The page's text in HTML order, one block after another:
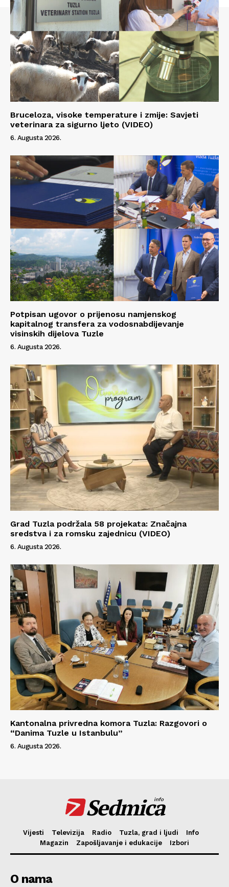
Info
O nama
Kontakt
Bruceloza, visoke temperature i zmije: Savjeti
veterinara za sigurno ljeto (VIDEO)
6. Augusta 2026.
Potpisan ugovor o prijenosu namjenskog
kapitalnog transfera za vodosnabdijevanje
visinskih dijelova Tuzle
6. Augusta 2026.
Grad Tuzla podržala 58 projekata: Značajna
sredstva i za romsku zajednicu (VIDEO)
6. Augusta 2026.
Kantonalna privredna komora Tuzla: Razgovori o
“Danima Tuzle u Istanbulu”
6. Augusta 2026.
Sedmica
info
Vijesti Televizija Radio Tuzla, grad i ljudi
Info
Magazin
Zapošljavanje i edukacije Izbori
O nama